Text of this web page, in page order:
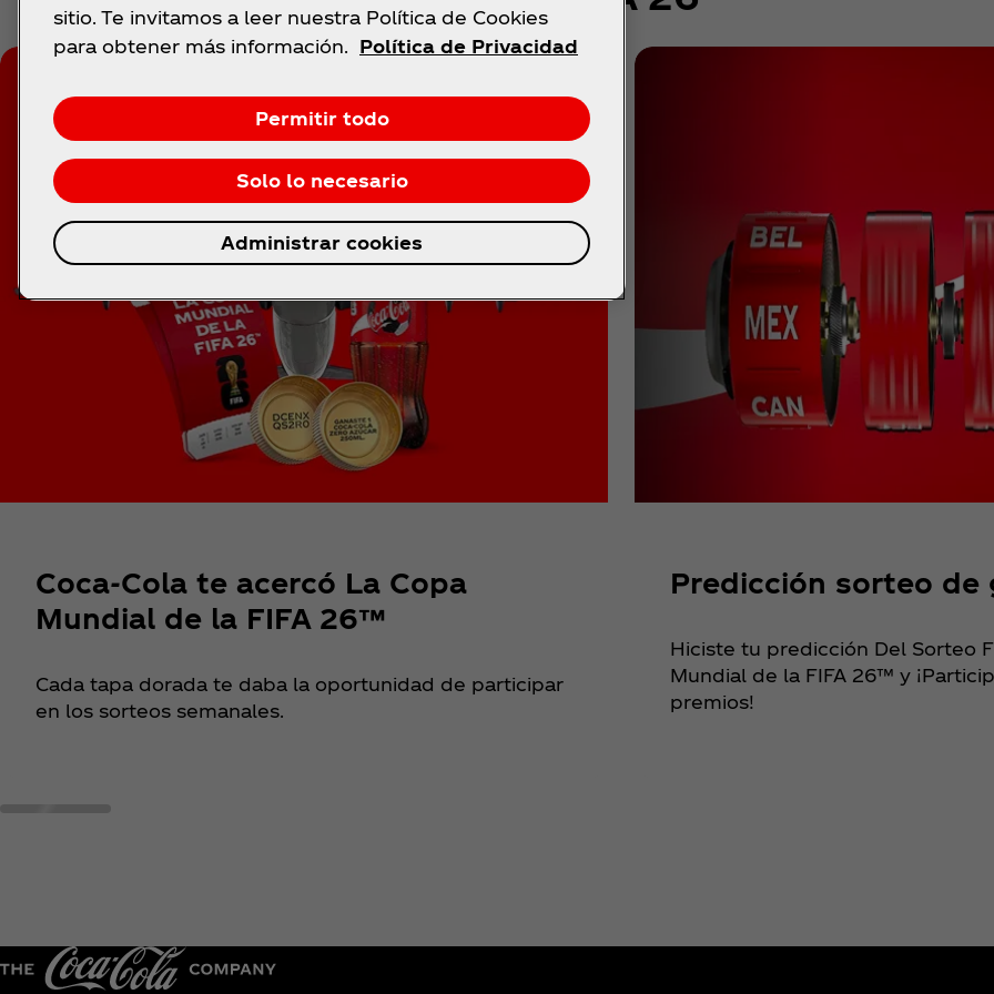
Coca‑Cola te acercó La Copa
Mundial de la FIFA 26™
Cada tapa dorada te daba la oportunidad de participar
en los sorteos semanales.
Predicción sorteo de
Hiciste tu predicción Del Sorteo
Mundial de la FIFA 26™ y
premios!
sitio. Te invitamos a leer nuestra Política de Cookies
para obtener más información.
Política de Privacidad
Permitir todo
Solo lo necesario
Administrar cookies